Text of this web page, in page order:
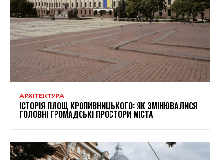
АРХІТЕКТУРА
ІСТОРІЯ ПЛОЩ КРОПИВНИЦЬКОГО: ЯК ЗМІНЮВАЛИСЯ
ГОЛОВНІ ГРОМАДСЬКІ ПРОСТОРИ МІСТА